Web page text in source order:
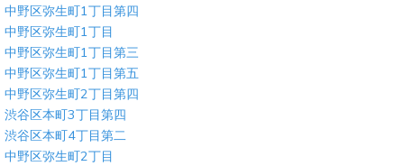
中野区弥生町1丁目第四
中野区弥生町1丁目
中野区弥生町1丁目第三
中野区弥生町1丁目第五
中野区弥生町2丁目第四
渋谷区本町3丁目第四
渋谷区本町4丁目第二
中野区弥生町2丁目